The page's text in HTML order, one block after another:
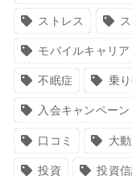
ストレス
モバイルキャリア
不眠症 乗り
入会キャンペーン
口コミ 大
投資 投資